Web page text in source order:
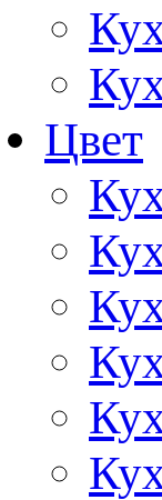
Цвет